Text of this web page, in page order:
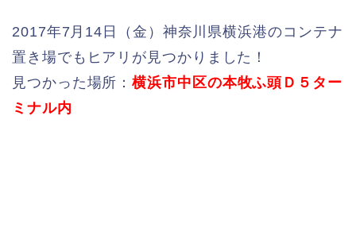
2017年7月14日（金）神奈川県横浜港のコンテナ
置き場でもヒアリが見つかりました！
見つかった場所：横浜市中区の本牧ふ頭Ｄ５ター
ミナル内